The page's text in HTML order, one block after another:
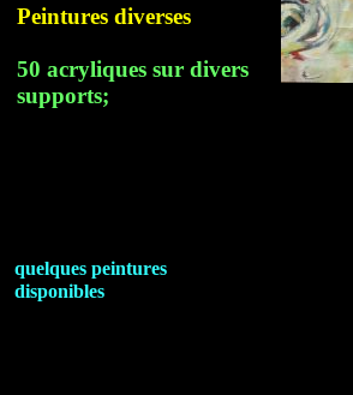
Peintures diverses
50 acryliques sur divers
supports;
quelques peintures
disponibles